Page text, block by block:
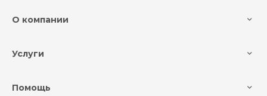
О компании
Услуги
Помощь